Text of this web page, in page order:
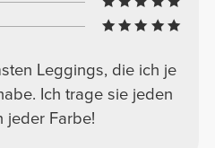
Leggings, die ich je
Ich trage sie jeden
jeder Farbe!